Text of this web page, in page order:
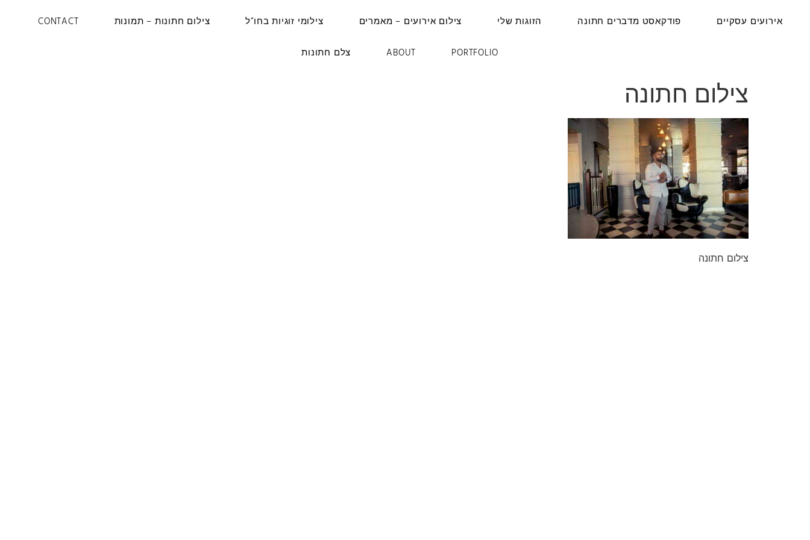
אירועים עסקיים פודקאסט מדברים חתונה הזוגות שלי צילום אירועים – מאמרים צילומי זוגיות בחו”ל צילום חתונות – תמונות CONTACT
PORTFOLIO
ABOUT צלם חתונות
צילום חתונה
צילום חתונה